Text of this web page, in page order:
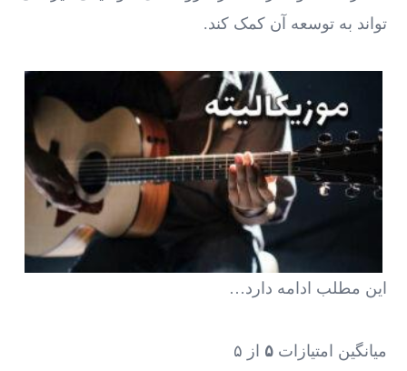
‌تواند به توسعه آن کمک کند.
این مطلب ادامه دارد…
میانگین امتیازات۵ از ۵